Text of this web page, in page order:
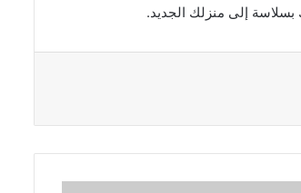
بسلاسة إلى منزلك الجديد.